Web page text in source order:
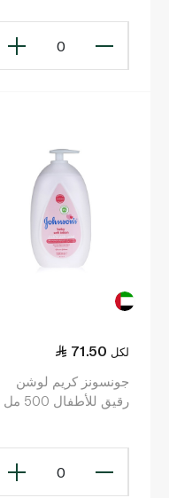
0
71.50 لكل
جونسونز كريم لوشن
رقيق للأطفال 500 مل
0